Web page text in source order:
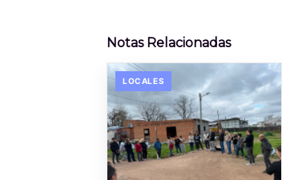
Notas Relacionadas
LOCALES